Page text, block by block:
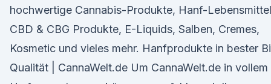
hochwertige Cannabis-Produkte, Hanf-
CBD & CBG Produkte, E-Liquids, Salben, Cremes,
Kosmetic und vieles mehr. Hanfprodukte in bester
Qualität | CannaWelt.de Um CannaWelt.de in vollem